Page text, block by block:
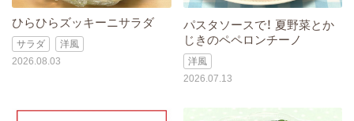
ひらひらズッキーニサラダ
サラダ
洋風
2026.08.03
パスタソースで！ 夏野菜とか
じきのペペロンチーノ
洋風
2026.07.13